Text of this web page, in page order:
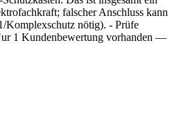
falscher Anschluss kann
Komplexschutz nötig). - Prüfe
1 Kundenbewertung vorhanden —